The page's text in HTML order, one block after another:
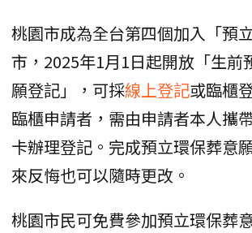
桃園市成為全台第四個加入「預
市，2025年1月1日起開放「生前
願登記」，可採線上登記或臨櫃
臨櫃申請者，需由申請者本人攜
卡辦理登記。完成預立環保葬意
來反悔也可以隨時更改。
桃園市民可免費參加預立環保葬